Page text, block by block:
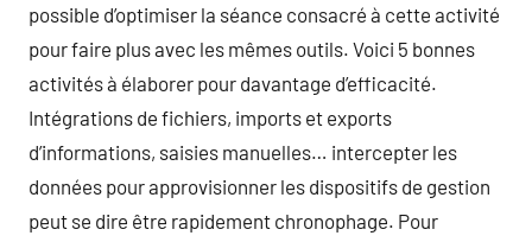
possible d’optimiser la séance consacré à cette activité
pour faire plus avec les mêmes outils. Voici 5 bonnes
activités à élaborer pour davantage d’efficacité.
Intégrations de fichiers, imports et exports
d’informations, saisies manuelles… intercepter les
données pour approvisionner les dispositifs de gestion
peut se dire être rapidement chronophage. Pour